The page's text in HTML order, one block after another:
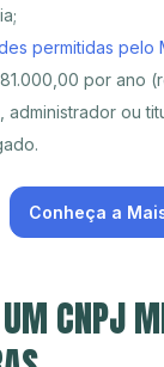
permitidas pelo
por ano
ou
Conheça a
CNPJ